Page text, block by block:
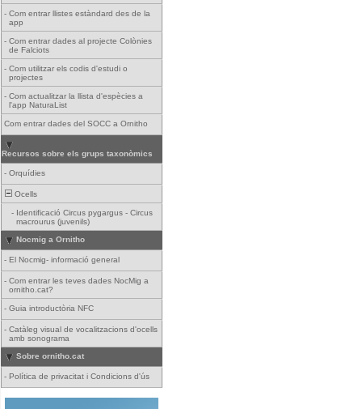
- Com entrar llistes estàndard des de la
app
- Com entrar dades al projecte Colònies
de Falciots
- Com utilitzar els codis d'estudi o
projectes
- Com actualitzar la llista d'espècies a
l'app NaturaList
Com entrar dades del SOCC a Ornitho
Recursos sobre els grups taxonòmics
- Orquídies
Ocells
- Identificació Circus pygargus - Circus
macrourus (juvenils)
Nocmig a Ornitho
- El Nocmig- informació general
- Com entrar les teves dades NocMig a
ornitho.cat?
- Guia introductòria NFC
- Catàleg visual de vocalitzacions d'ocells
amb sonograma
Sobre ornitho.cat
- Política de privacitat i Condicions d'ús